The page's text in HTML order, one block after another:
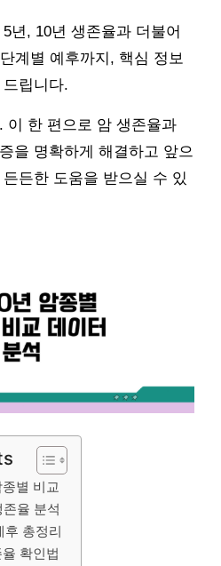
년, 10년 생존율과 더불어
계별 예후까지, 핵심 정보
립니다.
이 한 편으로 암 생존율과
을 명확하게 해결하고 앞으
든한 도움을 받으실 수 있
별 비교
율 분석
후 총정리
확인법